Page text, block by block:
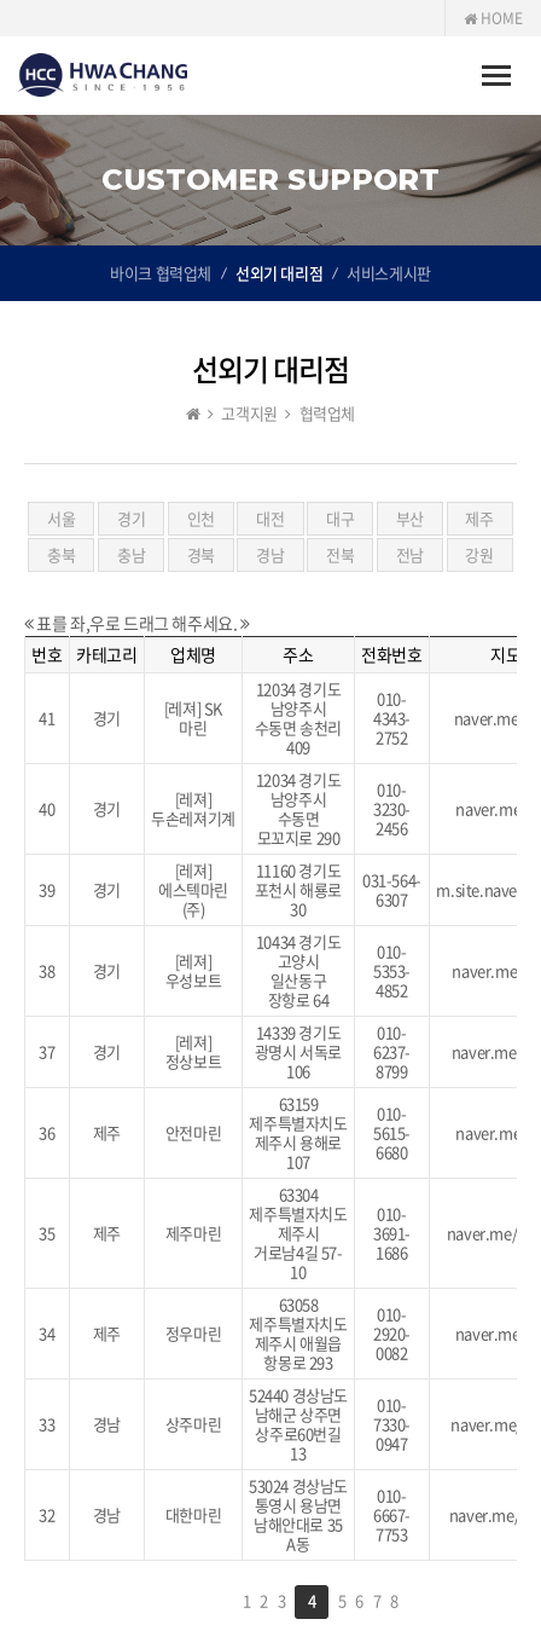
HOME
Toggle
CUSTOMER SUPPORT
바이크 협력업체 선외기 대리점 서비스게시판
선외기 대리점
고객지원 협력업체
서울 경기 인천 대전 대구 부산
제주
충북
충남 경북 경남 전북 전남 강원
표를 좌,우로 드래그 해주세요.
번호
카테고리 업체명 주소 전화번호 지도보
41 경기
[레져] SK
마린
12034 경기도
남양주시
수동면 송천리
409
010-
4343-
2752
naver.me/
40 경기
[레져]
두손레져기계
12034 경기도
남양주시
수동면
모꼬지로 290
010-
3230-
2456
naver.me/
39 경기
[레져]
에스텍마린
(주)
11160 경기도
포천시 해룡로
30
031-564-
6307
38 경기
[레져]
우성보트
10434 경기도
고양시
일산동구
장항로 64
010-
5353-
4852
naver.me/
37 경기
[레져]
정상보트
14339 경기도
광명시 서독로
106
010-
6237-
8799
naver.me/
36 제주 안전마린
63159
제주특별자치도
제주시 용해로
107
010-
5615-
6680
naver.me/
35 제주 제주마린
63304
제주특별자치도
제주시
거로남4길 57-
10
010-
3691-
1686
naver.me/
34 제주 정우마린
63058
제주특별자치도
제주시 애월읍
항몽로 293
010-
2920-
0082
naver.me/
33 경남 상주마린
52440 경상남도
남해군 상주면
상주로60번길
13
010-
7330-
0947
naver.me/
32 경남 대한마린
53024 경상남도
통영시 용남면
남해안대로 35
A동
010-
6667-
7753
naver.me/
1 2 3 4 5 6 7 8